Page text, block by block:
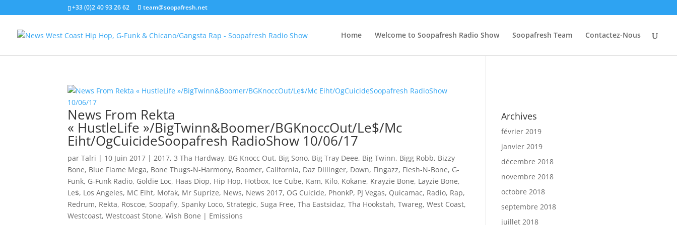
+33 (0)2 40 93 26 62 team@soopafresh.net
Home Welcome to Soopafresh Radio Show Soopafresh Team Contactez-Nous
News From Rekta
« HustleLife »/BigTwinn&Boomer/BGKnoccOut/Le$/Mc
Eiht/OgCuicideSoopafresh RadioShow 10/06/17
parTalri | 10 Juin 2017 |2017,3 Tha Hardway, BG Knocc Out, Big Sono, Big Tray Deee, Big Twinn, Bigg Robb, Bizzy
Bone, Blue Flame Mega, Bone Thugs-N-Harmony, Boomer, California, Daz Dillinger, Down, Fingazz, Flesh-N-Bone, G-
Funk, G-Funk Radio, Goldie Loc, Haas Diop, Hip Hop, Hotbox, Ice Cube, Kam, Kilo, Kokane, Krayzie Bone, Layzie Bone,
Le$, Los Angeles, MC Eiht, Mofak, Mr Suprize, News, News 2017, OG Cuicide, PhonkP, PJ Vegas, Quicamac, Radio, Rap,
Redrum, Rekta, Roscoe,Soopafly,Spanky Loco,Strategic,Suga Free,Tha Eastsidaz,Tha Hookstah,Twareg,West Coast,
Westcoast,Westcoast Stone,Wish Bone | Emissions
Archives
février 2019
janvier 2019
décembre 2018
novembre 2018
octobre 2018
septembre 2018
juillet 2018